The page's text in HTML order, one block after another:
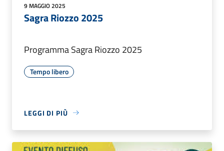
9 MAGGIO 2025
Sagra Riozzo 2025
Programma Sagra Riozzo 2025
Tempo libero
LEGGI DI PIÙ